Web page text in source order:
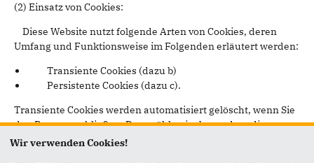
(2) Einsatz von Cookies:
Diese Website nutzt folgende Arten von Cookies, deren
Umfang und Funktionsweise im Folgenden erläutert werden:
Transiente Cookies (dazu b)
Persistente Cookies (dazu c).
Transiente Cookies werden automatisiert gelöscht, wenn Sie
den Browser schließen. Dazu zählen insbesondere die
Session-Cookies. Diese speichern eine sogenannte Session-
Wir verwenden Cookies!